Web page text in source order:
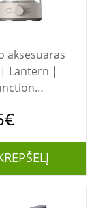
aksesuaras
Lantern |